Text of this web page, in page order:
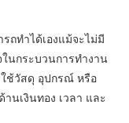
ถทำได้เองแม้จะไม่มี
นกระบวนการทำงาน
ช้วัสดุ อุปกรณ์ หรือ
านเงินทอง เวลา และ